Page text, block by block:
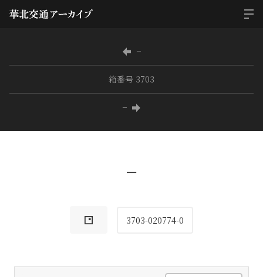
−
箱番号 3703
−
−
3703-020774-0